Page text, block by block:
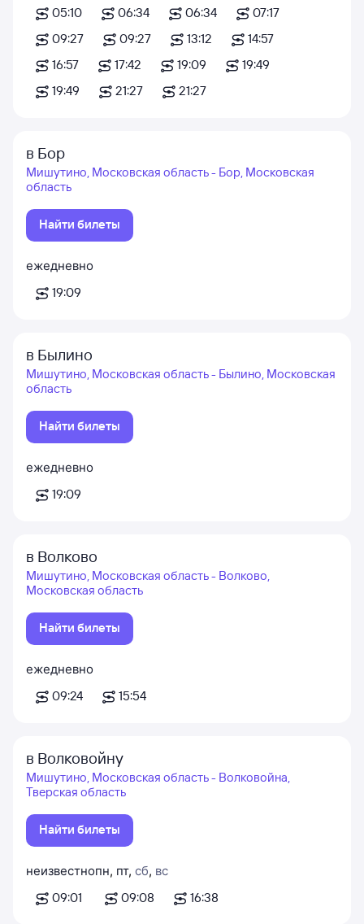
05:10 06:34 06:34
07:17
09:27
09:27 13:12
14:57
16:57
17:42 19:09
19:49
19:49
21:27 21:27
в Бор
Мишутино, Московская область - Бор, Московская
область
Найти билеты
ежедневно
19:09
в Былино
Мишутино, Московская область - Былино, Московская
область
Найти билеты
ежедневно
19:09
в Волково
Мишутино, Московская область - Волково,
Московская область
Найти билеты
ежедневно
09:24
15:54
в Волковойну
Мишутино, Московская область - Волковойна,
Тверская область
Найти билеты
неизвестно
09:01
пн, пт, сб, вс
09:08
16:38